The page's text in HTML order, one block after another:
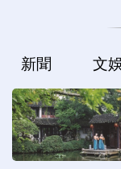
新聞 文